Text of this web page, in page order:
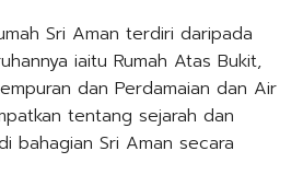
Sri Aman terdiri daripada
iaitu Rumah Atas Bukit,
dan Perdamaian dan Air
tentang sejarah dan
bahagian Sri Aman secara